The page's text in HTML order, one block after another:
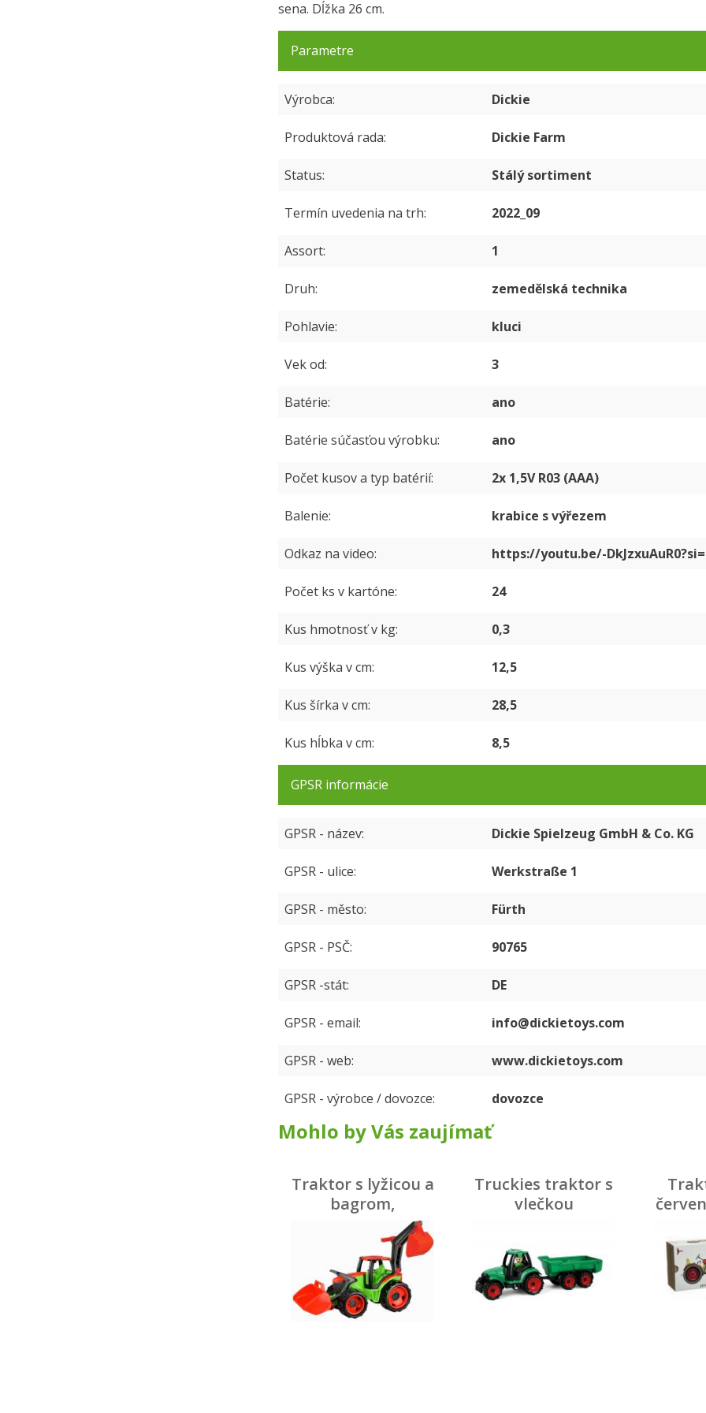
sena. Dĺžka 26 cm.
Parametre
Výrobca Dickie
Produktová rada Dickie Farm
Status Stálý sortiment
Termín uvedenia na trh 2022_09
Assort 1
Druh zemedělská technika
Pohlavie kluci
Vek od 3
Batérie ano
Batérie súčasťou výrobku ano
Počet kusov a typ batérií 2x 1,5V R03 (AAA)
Balenie krabice s výřezem
Odkaz na video https://youtu.be/-
Počet ks v kartóne 24
Kus hmotnosť v kg 0,3
Kus výška v cm 12,5
Kus šírka v cm 28,5
Kus hĺbka v cm 8,5
GPSR informácie
GPSR - název Dickie Spielzeug GmbH & Co. KG
GPSR - ulice Werkstraße 1
GPSR - město Fürth
GPSR - PSČ 90765
GPSR -stát DE
GPSR - email info@dickietoys.com
GPSR - web www.dickietoys.com
GPSR - výrobce / dovozce dovozce
Mohlo by Vás zaujímať
Traktor s lyžicou a
bagrom,
zelenočervený
Truckies traktor s
vlečkou